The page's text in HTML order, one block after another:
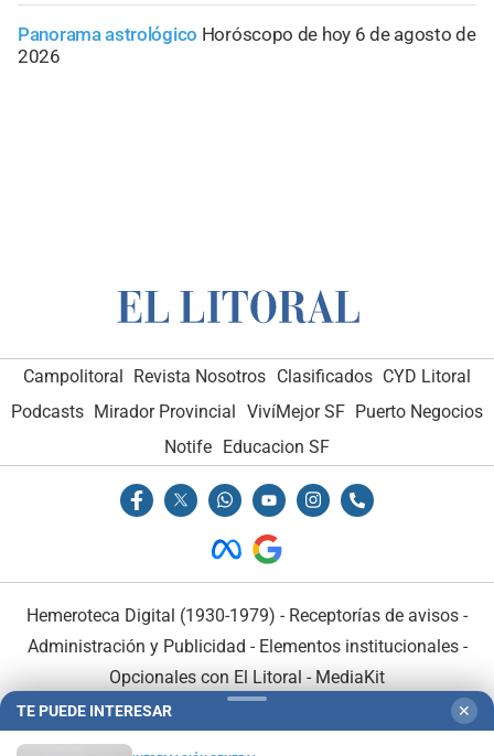
Panorama astrológico Horóscopo de hoy 6 de agosto de
2026
Campolitoral Revista Nosotros Clasificados CYD Litoral
Podcasts Mirador Provincial VivíMejor SF Puerto Negocios
Notife Educacion SF
Hemeroteca Digital (1930-1979) - Receptorías de avisos -
Administración y Publicidad - Elementos institucionales-
Opcionales con El Litoral - MediaKit
TE PUEDE INTERESAR ✕